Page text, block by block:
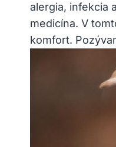
alergia, ⁤infekcia
medicína. V
komfort.